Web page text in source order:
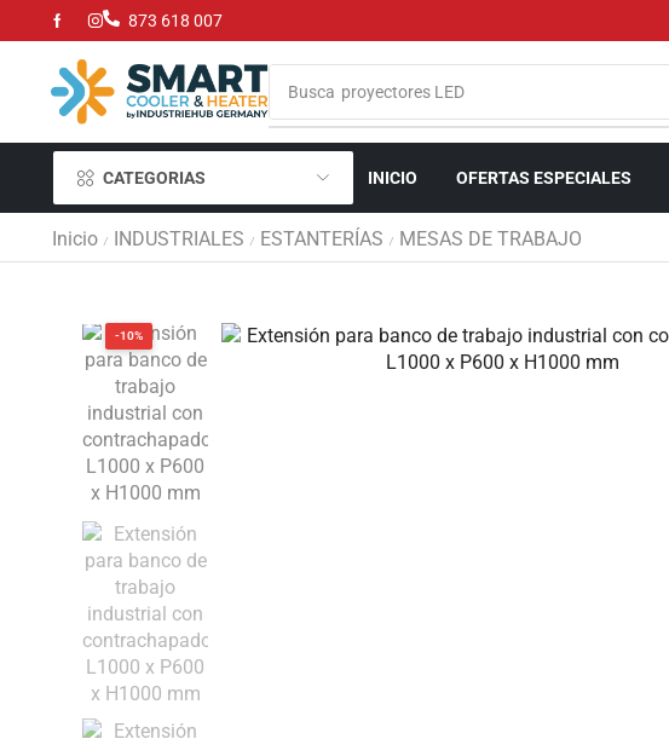
873 618 007
Busca parrillas de gas y carbón
CATEGORIAS INICIO OFERTAS ESPECIALES
Inicio / INDUSTRIALES / ESTANTERÍAS / MESAS DE TRABAJO
-10%